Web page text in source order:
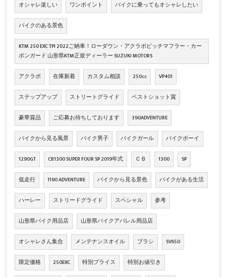
オシャレ楽しい ワンポイント バイクに乗ってもオシャレしたい
バイクのある景色
KTM 250 EXC TPI 2022ご納車！ローダウン・アクラポビッチマフラー・カー
ボンガード 山形県KTM正規ディーラー SUZUKI MOTORS
アクラポ 在庫新着 カスタム相談 250cc VP401
ステップアップ ストリートグライド ベストショット賞
豪華賞品 ご応募お待ちしております 390ADVENTURE
バイクから見る風景 バイク男子 バイクガール バイクボーイ
1290GT CB1300 SUPER FOUR SP 2019年式 ＣＢ 1300 SP
低走行 1190 ADVENTURE バイクから見る景色 バイクがある生活
ハーレー ストリードグライド スペシャル 参考
山形県バイク用品店 山形県バイクアパレル用品店
オシャレさん集合 メンテナンスオイル ブラシ SV650
限定価格 250EXC 特別プライス 特別お値引き